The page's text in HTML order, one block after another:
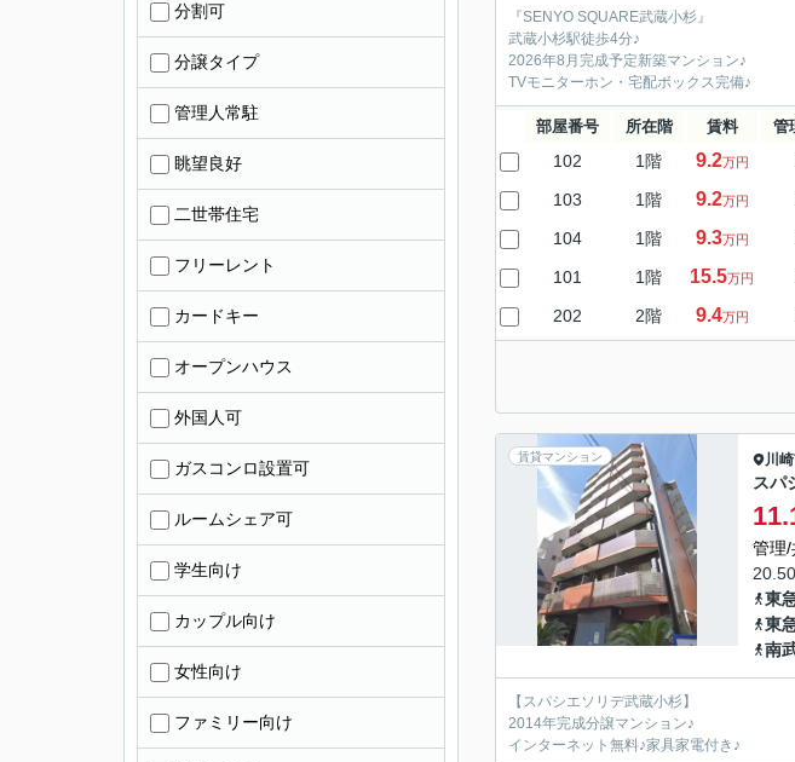
『SENYO SQUARE武蔵小杉』
武蔵小杉駅徒歩4分♪
2026年8月完成予定新築マンション♪
TVモニターホン・宅配ボックス完備♪
部屋番号 所在階 賃料 管
102 1階 9.2万円
103 1階 9.2万円
104 1階 9.3万円
101 1階 15.5万円
202 2階 9.4万円
賃貸マンション 川
スパ
管理/
東
東
南
【スパシエソリデ武蔵小杉】
2014年完成分譲マンション♪
インターネット無料♪家具家電付き♪
分割可
分譲タイプ
管理人常駐
眺望良好
二世帯住宅
フリーレント
カードキー
オープンハウス
外国人可
ガスコンロ設置可
ルームシェア可
学生向け
カップル向け
女性向け
ファミリー向け